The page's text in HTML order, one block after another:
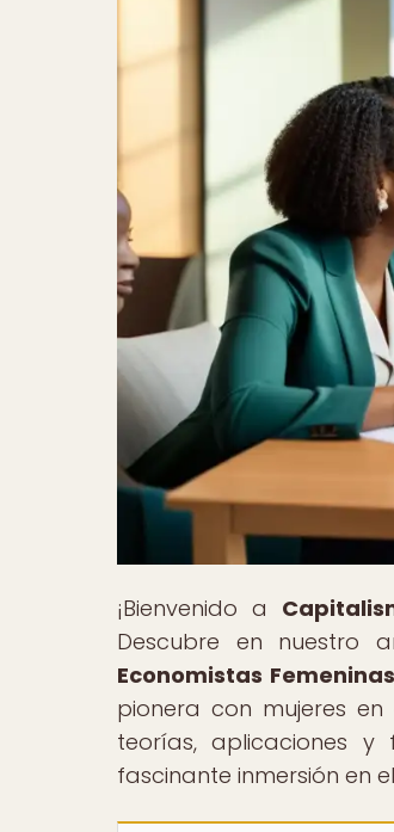
¡Bienvenido a
Descubre en nuestro
Economistas Femeninas
pionera con mujeres
teorías, aplicaciones y
fascinante inmersión en